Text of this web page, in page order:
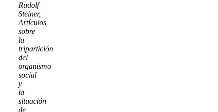
Rudolf
Steiner,
Artículos
sobre
la
tripartición
del
organismo
social
y
la
situación
de